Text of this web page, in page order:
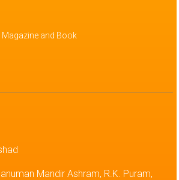
and Book
Mandir Ashram, R.K. Puram,